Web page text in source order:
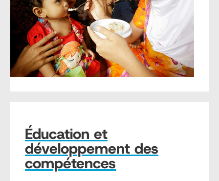
Éducation et
développement des
compétences